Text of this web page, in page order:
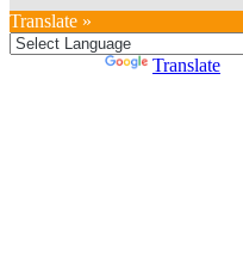
Translate »
Translate